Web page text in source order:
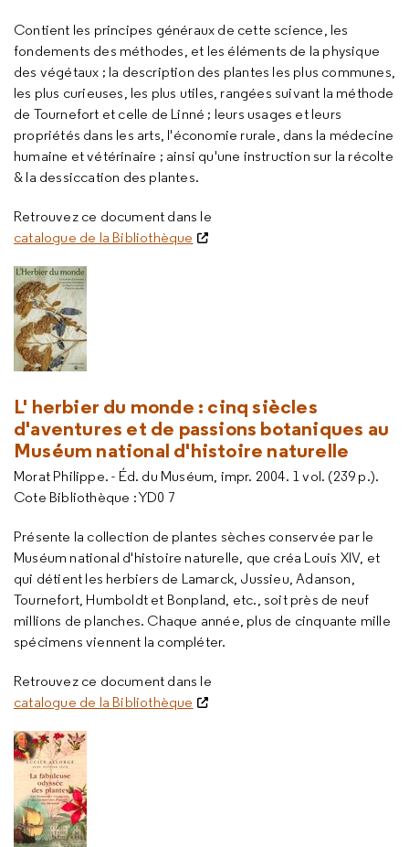
Contient les principes généraux de cette science, les
fondements des méthodes, et les éléments de la physique
des végétaux ; la description des plantes les plus communes,
les plus curieuses, les plus utiles, rangées suivant la méthode
de Tournefort et celle de Linné ; leurs usages et leurs
propriétés dans les arts, l'économie rurale, dans la médecine
humaine et vétérinaire ; ainsi qu'une instruction sur la récolte
& la dessiccation des plantes.
Retrouvez ce document dans le
catalogue de la Bibliothèque
L' herbier du monde : cinq siècles
d'aventures et de passions botaniques au
Muséum national d'histoire naturelle
Morat Philippe. - Éd. du Muséum, impr. 2004. 1 vol. (239 p.).
Cote Bibliothèque : YD0 7
Présente la collection de plantes sèches conservée par le
Muséum national d'histoire naturelle, que créa Louis XIV, et
qui détient les herbiers de Lamarck, Jussieu, Adanson,
Tournefort, Humboldt et Bonpland, etc., soit près de neuf
millions de planches. Chaque année, plus de cinquante mille
spécimens viennent la compléter.
Retrouvez ce document dans le
catalogue de la Bibliothèque